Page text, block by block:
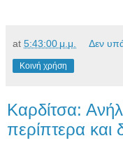
at 5:43:00 μ.μ. Δεν
Κοινή χρήση
Καρδίτσα:
περίπτερα και